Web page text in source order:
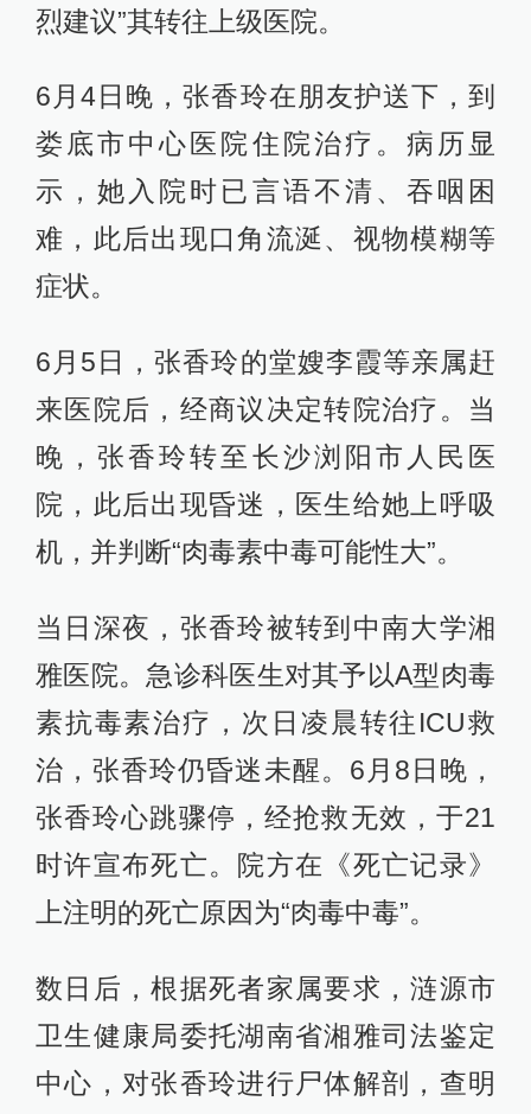
烈建议”其转往上级医院。
6月4日晚，张香玲在朋友护送下，到
娄底市中心医院住院治疗。病历显
示，她入院时已言语不清、吞咽困
难，此后出现口角流涎、视物模糊等
症状。
6月5日，张香玲的堂嫂李霞等亲属赶
来医院后，经商议决定转院治疗。当
晚，张香玲转至长沙浏阳市人民医
院，此后出现昏迷，医生给她上呼吸
机，并判断“肉毒素中毒可能性大”。
当日深夜，张香玲被转到中南大学湘
雅医院。急诊科医生对其予以A型肉毒
素抗毒素治疗，次日凌晨转往ICU救
治，张香玲仍昏迷未醒。6月8日晚，
张香玲心跳骤停，经抢救无效，于21
时许宣布死亡。院方在《死亡记录》
上注明的死亡原因为“肉毒中毒”。
数日后，根据死者家属要求，涟源市
卫生健康局委托湖南省湘雅司法鉴定
中心，对张香玲进行尸体解剖，查明